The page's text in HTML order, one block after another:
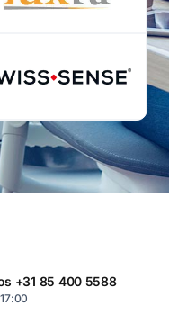
+31 85 400 5588